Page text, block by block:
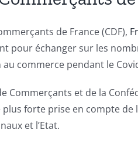
de France (CDF),
pour échanger sur les
commerce pendant le
Commerçants et de la
forte prise en compte
et l’Etat.